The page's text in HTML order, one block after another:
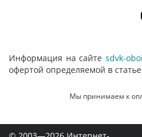
Информация на сайте sdvk-
офертой определяемой в
Мы принимаем к